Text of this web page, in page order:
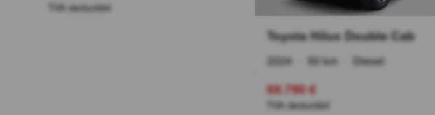
TVA deductibil
Toyota Hilux Double Cab
2024 50 km Diesel
69.790 €
TVA deductibil